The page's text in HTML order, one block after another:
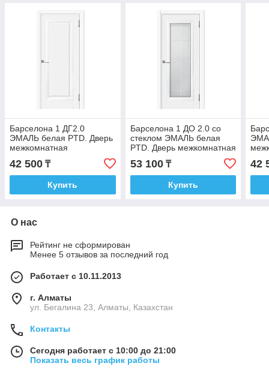
Барселона 1 ДГ2.0
ЭМАЛЬ белая PTD. Дверь
межкомнатная
42 500 ₸
Купить
Барселона 1 ДО 2.0 со
стеклом ЭМАЛЬ белая
PTD. Дверь межкомнатная
53 100₸
Купить
42
О нас
Рейтинг не сформирован
Менее 5 отзывов за последний год
Работает с 10.11.2013
г. Алматы
ул. Бегалина 23, Алматы, Казахстан
Контакты
Сегодня работает с 10:00 до 21:00
Показать весь график работы